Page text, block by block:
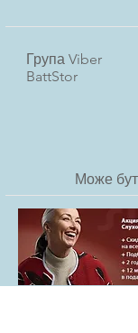
Група Viber
BattStor
Може